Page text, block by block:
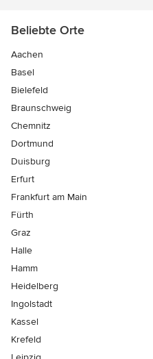
Beliebte Orte
Aachen
Basel
Bielefeld
Braunschweig
Chemnitz
Dortmund
Duisburg
Erfurt
Frankfurt am Main
Fürth
Graz
Halle
Hamm
Heidelberg
Ingolstadt
Kassel
Krefeld